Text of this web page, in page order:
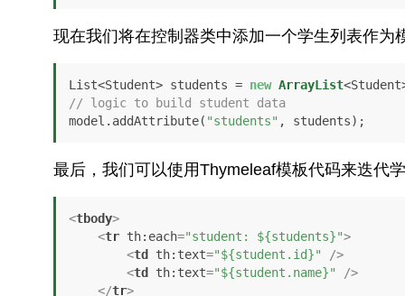
现在我们将在控制器类中添加一个学生列表作为
List<Student> students = new ArrayList
// logic to build student data
model.addAttribute( "students" , students);
最后，我们可以使用Thymeleaf模板代码来迭代
<tbody>
<tr th:each="student: ${students}">
<td th:text="${student.id}"
/>
<td th:text="${student.name}"
/>
</tr>